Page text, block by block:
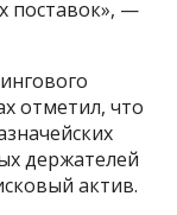
поставок», —
отметил, что
держателей
актив.